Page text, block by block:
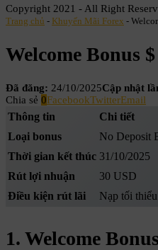
Copyright 2021 - All Right
Trang chủ - Khuyến Mãi Forex -
Welcome Bonus
Đã đăng: 24/10/2025Cập nhật
Chia sẻ 0FacebookTwitterEmail
Thông tin
Chi tiết
Loại bonus
No Deposit
Thời gian kết thúc 31/10/2025
Rút lợi nhuận
30 USD
Điều kiện rút lãi
Nạp tối
1. Welcome